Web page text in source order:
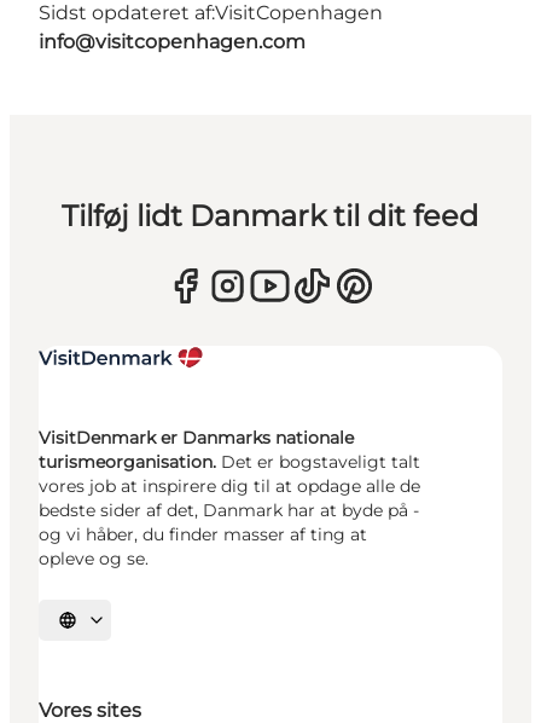
Sidst opdateret af:VisitCopenhagen
info@visitcopenhagen.com
Tilføj lidt Danmark til dit feed
VisitDenmark er Danmarks nationale
turismeorganisation. Det er bogstaveligt talt
vores job at inspirere dig til at opdage alle de
bedste sider af det, Danmark har at byde på -
og vi håber, du finder masser af ting at
opleve og se.
Vælg sprog
Vores sites